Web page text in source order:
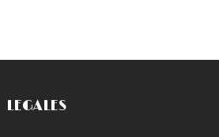
LEGALES